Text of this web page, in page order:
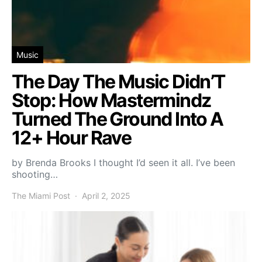
Music
The Day The Music Didn’T
Stop: How Mastermindz
Turned The Ground Into A
12+ Hour Rave
by Brenda Brooks I thought I’d seen it all. I’ve been
shooting…
The Miami Post April 2, 2025